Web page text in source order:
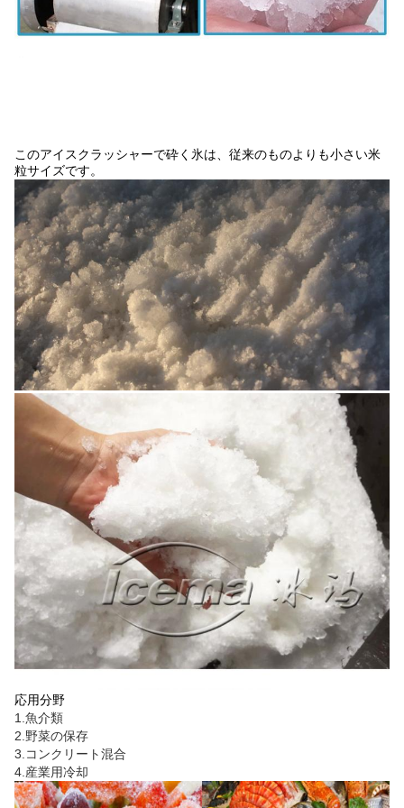
このアイスクラッシャーで砕く氷は、従来のものよりも小さい米
粒サイズです。
応用分野
1.魚介類
2.野菜の保存
3.コンクリート混合
4.産業用冷却